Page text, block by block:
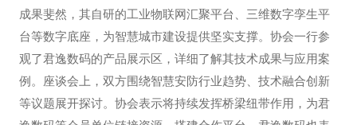
成果斐然，其自研的工业物联网汇聚平台、三维数字孪生平
台等数字底座，为智慧城市建设提供坚实支撑。协会一行参
观了君逸数码的产品展示区，详细了解其技术成果与应用案
例。座谈会上，双方围绕智慧安防行业趋势、技术融合创新
等议题展开探讨。协会表示将持续发挥桥梁纽带作用，为君